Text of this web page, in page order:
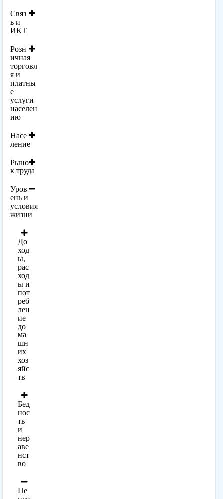
Связ
ь и
ИКТ
Розн
ичная
торговл
я и
платны
е
услуги
населен
ию
Насе
ление
Рыно
к труда
Уров
ень и
условия
жизни
До
ход
ы,
рас
ход
ы и
пот
реб
лен
ие
до
ма
шн
их
хоз
яйс
тв
Бед
нос
ть
и
нер
аве
нст
во
Пе